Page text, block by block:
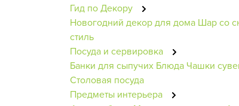
Гид по Декору
Новогодний декор для дома Шар со
стиль
Посуда и сервировка
Банки для сыпучих Блюда Чашки
Столовая посуда
Предметы интерьера